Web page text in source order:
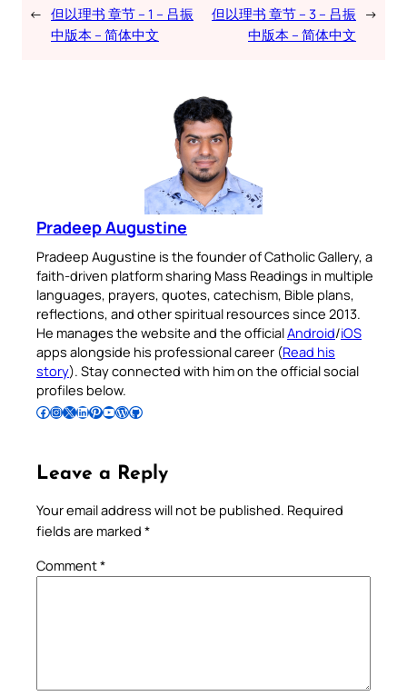
← 但以理书 章节 – 1 – 吕振
中版本 – 简体中文
但以理书 章节 – 3 – 吕振
中版本 – 简体中文
→
Pradeep Augustine
Pradeep Augustine is the founder of Catholic Gallery, a
faith-driven platform sharing Mass Readings in multiple
languages, prayers, quotes, catechism, Bible plans,
reflections, and other spiritual resources since 2013.
He manages the website and the officialAndroid/iOS
apps alongside his professional career (Read his
story). Stay connected with him on the official social
profiles below.
Follow Pradeep on Facebook Follow Pradeep on InstagramFollow Pradeep on X Follow Pradeep on LinkedIn Follow Pradeep on Pinterest Subscribe to Pradeep’s Youtube Channel Follow Pradeep on WordPress Follow Pradeep on GitHub
Leave a Reply
Your email address will not be published. Required
fields are marked *
Comment*